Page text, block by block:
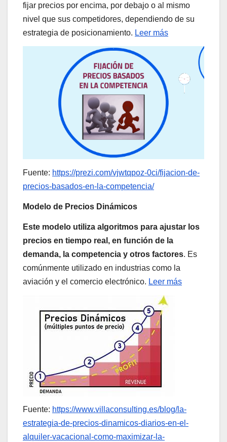
fijar precios por encima, por debajo o al mismo
nivel que sus competidores, dependiendo de su
estrategia de posicionamiento. Leer más
Fuente: https://prezi.com/vjwtqpoz-0ci/fijacion-de-
precios-basados-en-la-competencia/
Modelo de Precios Dinámicos
Este modelo utiliza algoritmos para ajustar los
precios en tiempo real, en función de la
demanda, la competencia y otros factores. Es
comúnmente utilizado en industrias como la
aviación y el comercio electrónico. Leer más
Fuente: https://www.villaconsulting.es/blog/la-
estrategia-de-precios-dinamicos-diarios-en-el-
alquiler-vacacional-como-maximizar-la-